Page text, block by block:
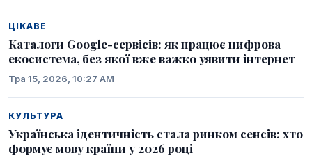
ЦІКАВЕ
Каталоги Google-сервісів: як працює цифрова
екосистема, без якої вже важко уявити інтернет
Тра 15, 2026, 10:27 AM
КУЛЬТУРА
Українська ідентичність стала ринком сенсів: хто
формує мову країни у 2026 році